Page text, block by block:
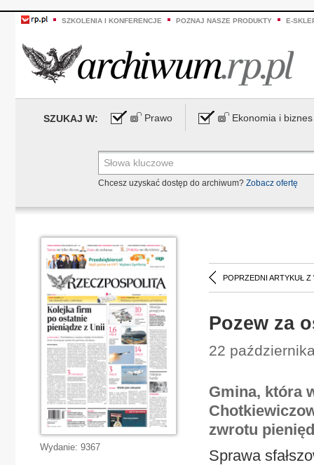
SZKOLENIA I KONFERENCJE POZNAJ NASZE PRODUKTY E-
SZUKAJ W: Prawo Ekonomia i biznes
Chcesz uzyskać dostęp do archiwum? Zobacz ofertę
POPRZEDNI ARTYKUŁ Z
Pozew za
22
Gmina, która
zwrotu
Sprawa
Wydanie: 9367